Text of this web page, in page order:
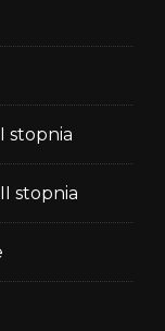
stopnia
stopnia